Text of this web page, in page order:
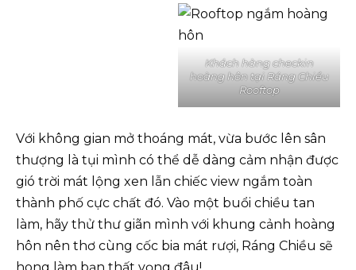
Khách hàng checkin
hoàng hôn tại Ráng Chiều
Rooftop
Với không gian mở thoáng mát, vừa bước lên sân
thượng là tụi mình có thể dễ dàng cảm nhận được
gió trời mát lộng xen lẫn chiếc view ngắm toàn
thành phố cực chất đó. Vào một buổi chiều tan
làm, hãy thử thư giãn mình với khung cảnh hoàng
hôn nên thơ cùng cốc bia mát rượi, Ráng Chiều sẽ